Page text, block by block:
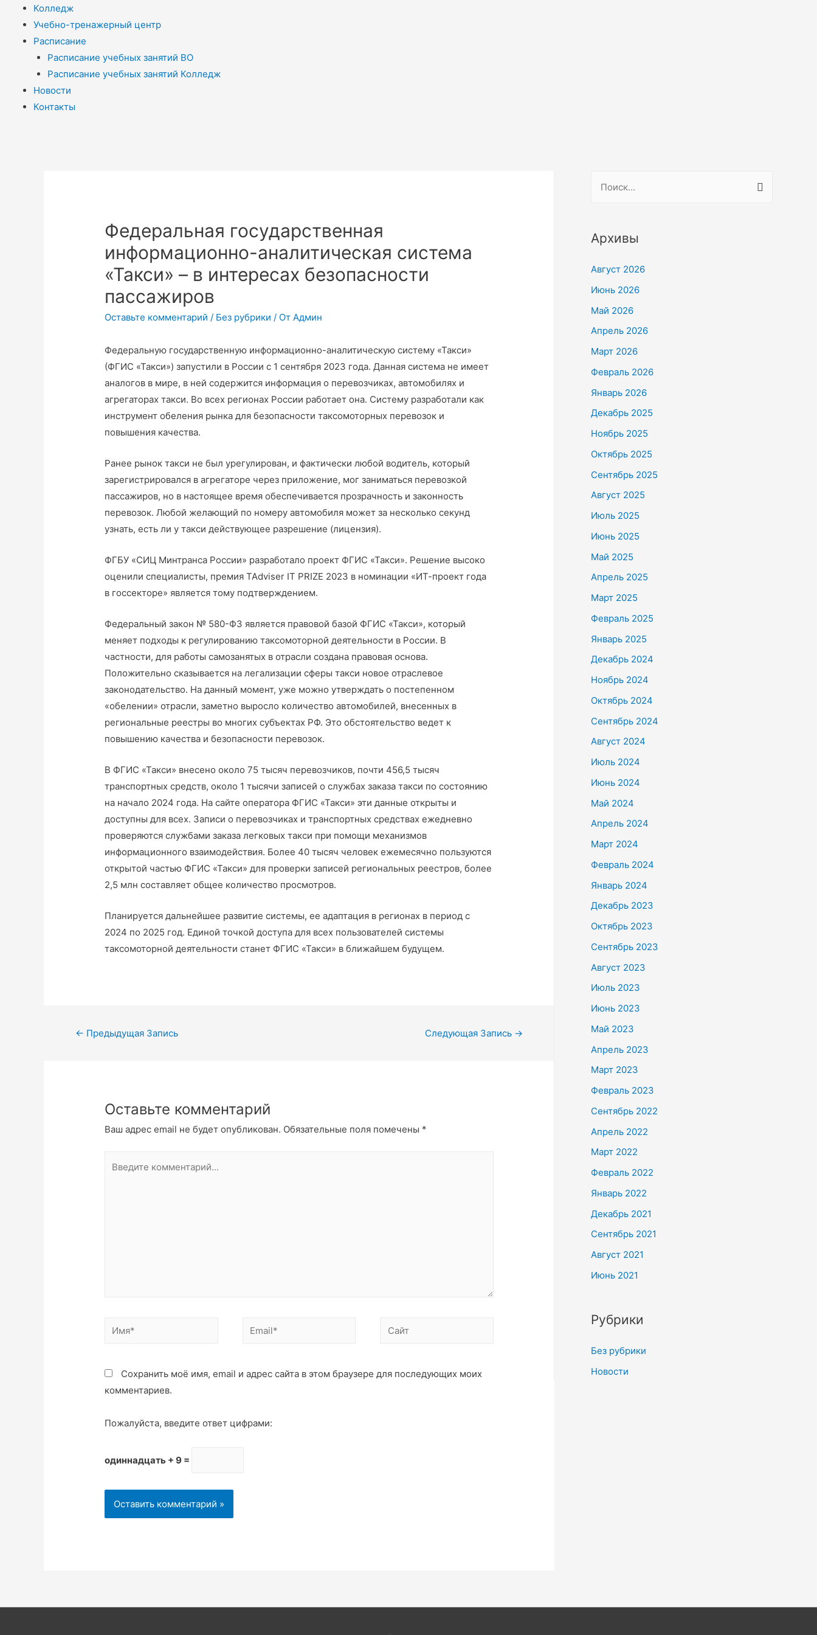
Колледж
Учебно-тренажерный центр
Расписание
Расписание учебных занятий ВО
Расписание учебных занятий Колледж
Новости
Контакты
Федеральная государственная
информационно-аналитическая система
«Такси» – в интересах безопасности
пассажиров
Оставьте комментарий / Без рубрики / От Админ
Федеральную государственную информационно-аналитическую систему «Такси»
(ФГИС «Такси») запустили в России с 1 сентября 2023 года. Данная система не имеет
аналогов в мире, в ней содержится информация о перевозчиках, автомобилях и
агрегаторах такси. Во всех регионах России работает она. Систему разработали как
инструмент обеления рынка для безопасности таксомоторных перевозок и
повышения качества.
Ранее рынок такси не был урегулирован, и фактически любой водитель, который
зарегистрировался в агрегаторе через приложение, мог заниматься перевозкой
пассажиров, но в настоящее время обеспечивается прозрачность и законность
перевозок. Любой желающий по номеру автомобиля может за несколько секунд
узнать, есть ли у такси действующее разрешение (лицензия).
ФГБУ «СИЦ Минтранса России» разработало проект ФГИС «Такси». Решение высоко
оценили специалисты, премия TAdviser IT PRIZE 2023 в номинации «ИТ-проект года
в госсекторе» является тому подтверждением.
Федеральный закон № 580-ФЗ является правовой базой ФГИС «Такси», который
меняет подходы к регулированию таксомоторной деятельности в России. В
частности, для работы самозанятых в отрасли создана правовая основа.
Положительно сказывается на легализации сферы такси новое отраслевое
законодательство. На данный момент, уже можно утверждать о постепенном
«обелении» отрасли, заметно выросло количество автомобилей, внесенных в
региональные реестры во многих субъектах РФ. Это обстоятельство ведет к
повышению качества и безопасности перевозок.
В ФГИС «Такси» внесено около 75 тысяч перевозчиков, почти 456,5 тысяч
транспортных средств, около 1 тысячи записей о службах заказа такси по состоянию
на начало 2024 года. На сайте оператора ФГИС «Такси» эти данные открыты и
доступны для всех. Записи о перевозчиках и транспортных средствах ежедневно
проверяются службами заказа легковых такси при помощи механизмов
информационного взаимодействия. Более 40 тысяч человек ежемесячно пользуются
открытой частью ФГИС «Такси» для проверки записей региональных реестров, более
2,5 млн составляет общее количество просмотров.
Планируется дальнейшее развитие системы, ее адаптация в регионах в период с
2024 по 2025 год. Единой точкой доступа для всех пользователей системы
таксомоторной деятельности станет ФГИС «Такси» в ближайшем будущем.
← Предыдущая Запись Следующая Запись →
Оставьте комментарий
Ваш адрес email не будет опубликован. Обязательные поля помечены *
Сохранить моё имя, email и адрес сайта в этом браузере для последующих моих
комментариев.
Пожалуйста, введите ответ цифрами:
одиннадцать + 9 =
Архивы
Август 2026
Июнь 2026
Май 2026
Апрель 2026
Март 2026
Февраль 2026
Январь 2026
Декабрь 2025
Ноябрь 2025
Октябрь 2025
Сентябрь 2025
Август 2025
Июль 2025
Июнь 2025
Май 2025
Апрель 2025
Март 2025
Февраль 2025
Январь 2025
Декабрь 2024
Ноябрь 2024
Октябрь 2024
Сентябрь 2024
Август 2024
Июль 2024
Июнь 2024
Май 2024
Апрель 2024
Март 2024
Февраль 2024
Январь 2024
Декабрь 2023
Октябрь 2023
Сентябрь 2023
Август 2023
Июль 2023
Июнь 2023
Май 2023
Апрель 2023
Март 2023
Февраль 2023
Сентябрь 2022
Апрель 2022
Март 2022
Февраль 2022
Январь 2022
Декабрь 2021
Сентябрь 2021
Август 2021
Июнь 2021
Рубрики
Без рубрики
Новости